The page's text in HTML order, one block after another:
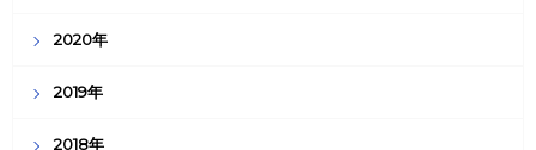
2020年
2019年
2018年